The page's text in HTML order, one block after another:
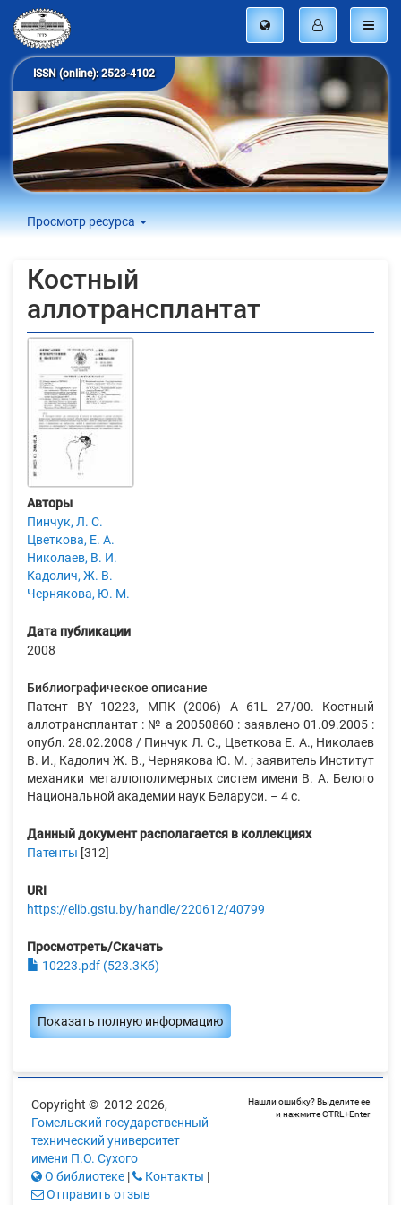
ISSN (online): 2523-4102
Просмотр ресурса
Костный
аллотрансплантат
Авторы
Пинчук, Л. С.
Цветкова, Е. А.
Николаев, В. И.
Кадолич, Ж. В.
Чернякова, Ю. М.
Дата публикации
2008
Библиографическое описание
Патент BY 10223, МПК (2006) A 61L 27/00. Костный
аллотрансплантат : № a 20050860 : заявлено 01.09.2005 :
опубл. 28.02.2008 / Пинчук Л. С., Цветкова Е. А., Николаев
В. И., Кадолич Ж. В., Чернякова Ю. М. ; заявитель Институт
механики металлополимерных систем имени В. А. Белого
Национальной академии наук Беларуси. – 4 с.
Данный документ располагается в коллекциях
Патенты [312]
URI
https://elib.gstu.by/handle/220612/40799
Просмотреть/Скачать
10223.pdf (523.3Кб)
Показать полную информацию
Copyright © 2012-2026,
Гомельский государственный
технический университет
имени П.О. Сухого
О библиотеке | Контакты |
Отправить отзыв
Нашли ошибку? Выделите ее
и нажмите CTRL+Enter